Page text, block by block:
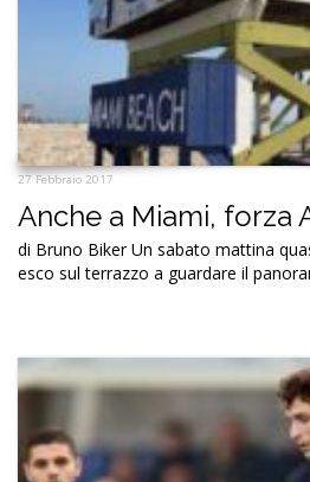
27 Febbraio 2017
Anche a Miami, forza
di Bruno Biker Un sabato mattina
esco sul terrazzo a guardare il